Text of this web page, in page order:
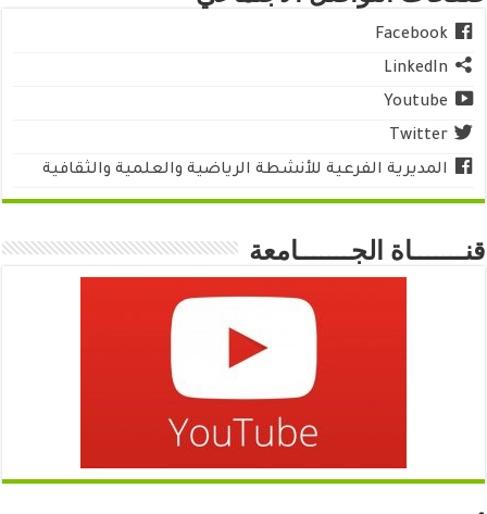
Facebook
LinkedIn
Youtube
Twitter
المديرية الفرعية للأنشطة الرياضية والعلمية والثقافية
قنـــــــاة الجـــــــامعة